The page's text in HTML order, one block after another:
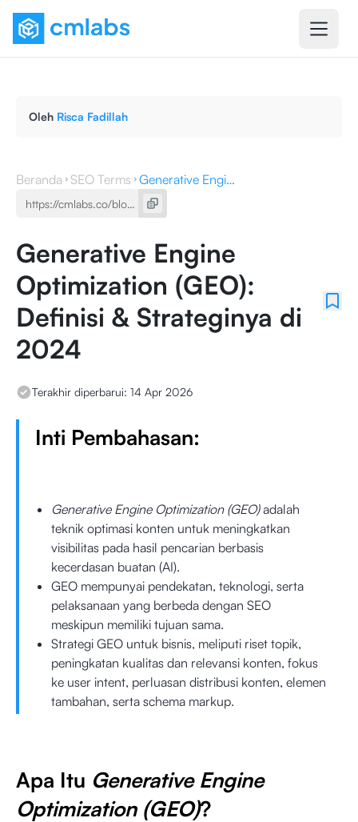
Oleh Risca Fadillah
Beranda SEO Terms Generative Engine Optimization (GEO): Definisi & Strateginya di 2024
Generative Engine
Optimization (GEO):
Definisi & Strateginya di
2024
Terakhir diperbarui: 14 Apr 2026
Inti Pembahasan:
Generative Engine Optimization (GEO)adalah
teknik optimasi konten untuk meningkatkan
visibilitas pada hasil pencarian berbasis
kecerdasan buatan (AI).
GEO mempunyai pendekatan, teknologi, serta
pelaksanaan yang berbeda dengan SEO
meskipun memiliki tujuan sama.
Strategi GEO untuk bisnis, meliputi riset topik,
peningkatan kualitas dan relevansi konten, fokus
ke user intent, perluasan distribusi konten, elemen
tambahan, serta schema markup.
Apa Itu Generative Engine
Optimization (GEO)?